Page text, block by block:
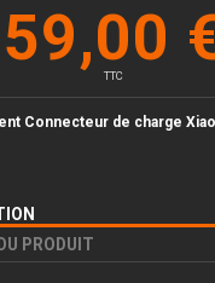
59,00
TTC
Connecteur de charge
PRODUIT